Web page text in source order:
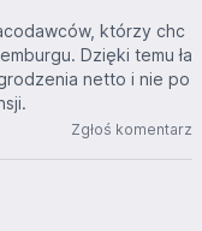
którzy chc
Dzięki temu ła
netto i nie po
Zgłoś komentarz